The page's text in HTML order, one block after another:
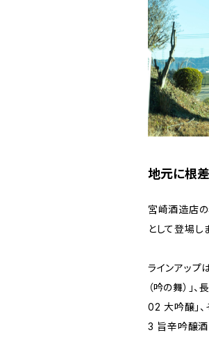
地元に根
宮崎酒造店の
として登場し
ラインアップ
（吟の舞）」
02 大吟醸」
3 旨辛吟醸酒